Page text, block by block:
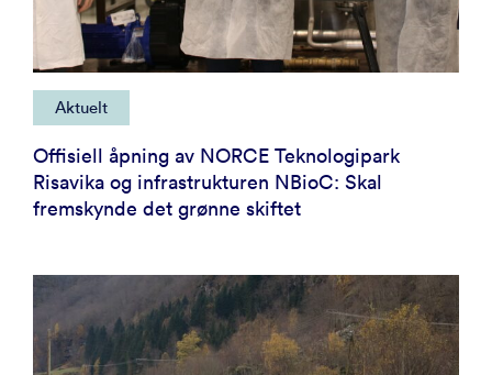
Aktuelt
Offisiell åpning av NORCE Teknologipark
Risavika og infrastrukturen NBioC: Skal
fremskynde det grønne skiftet